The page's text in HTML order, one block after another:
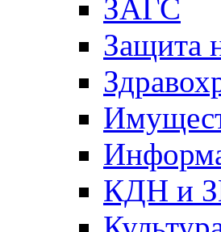
ЗАГС
Защита
КДН и